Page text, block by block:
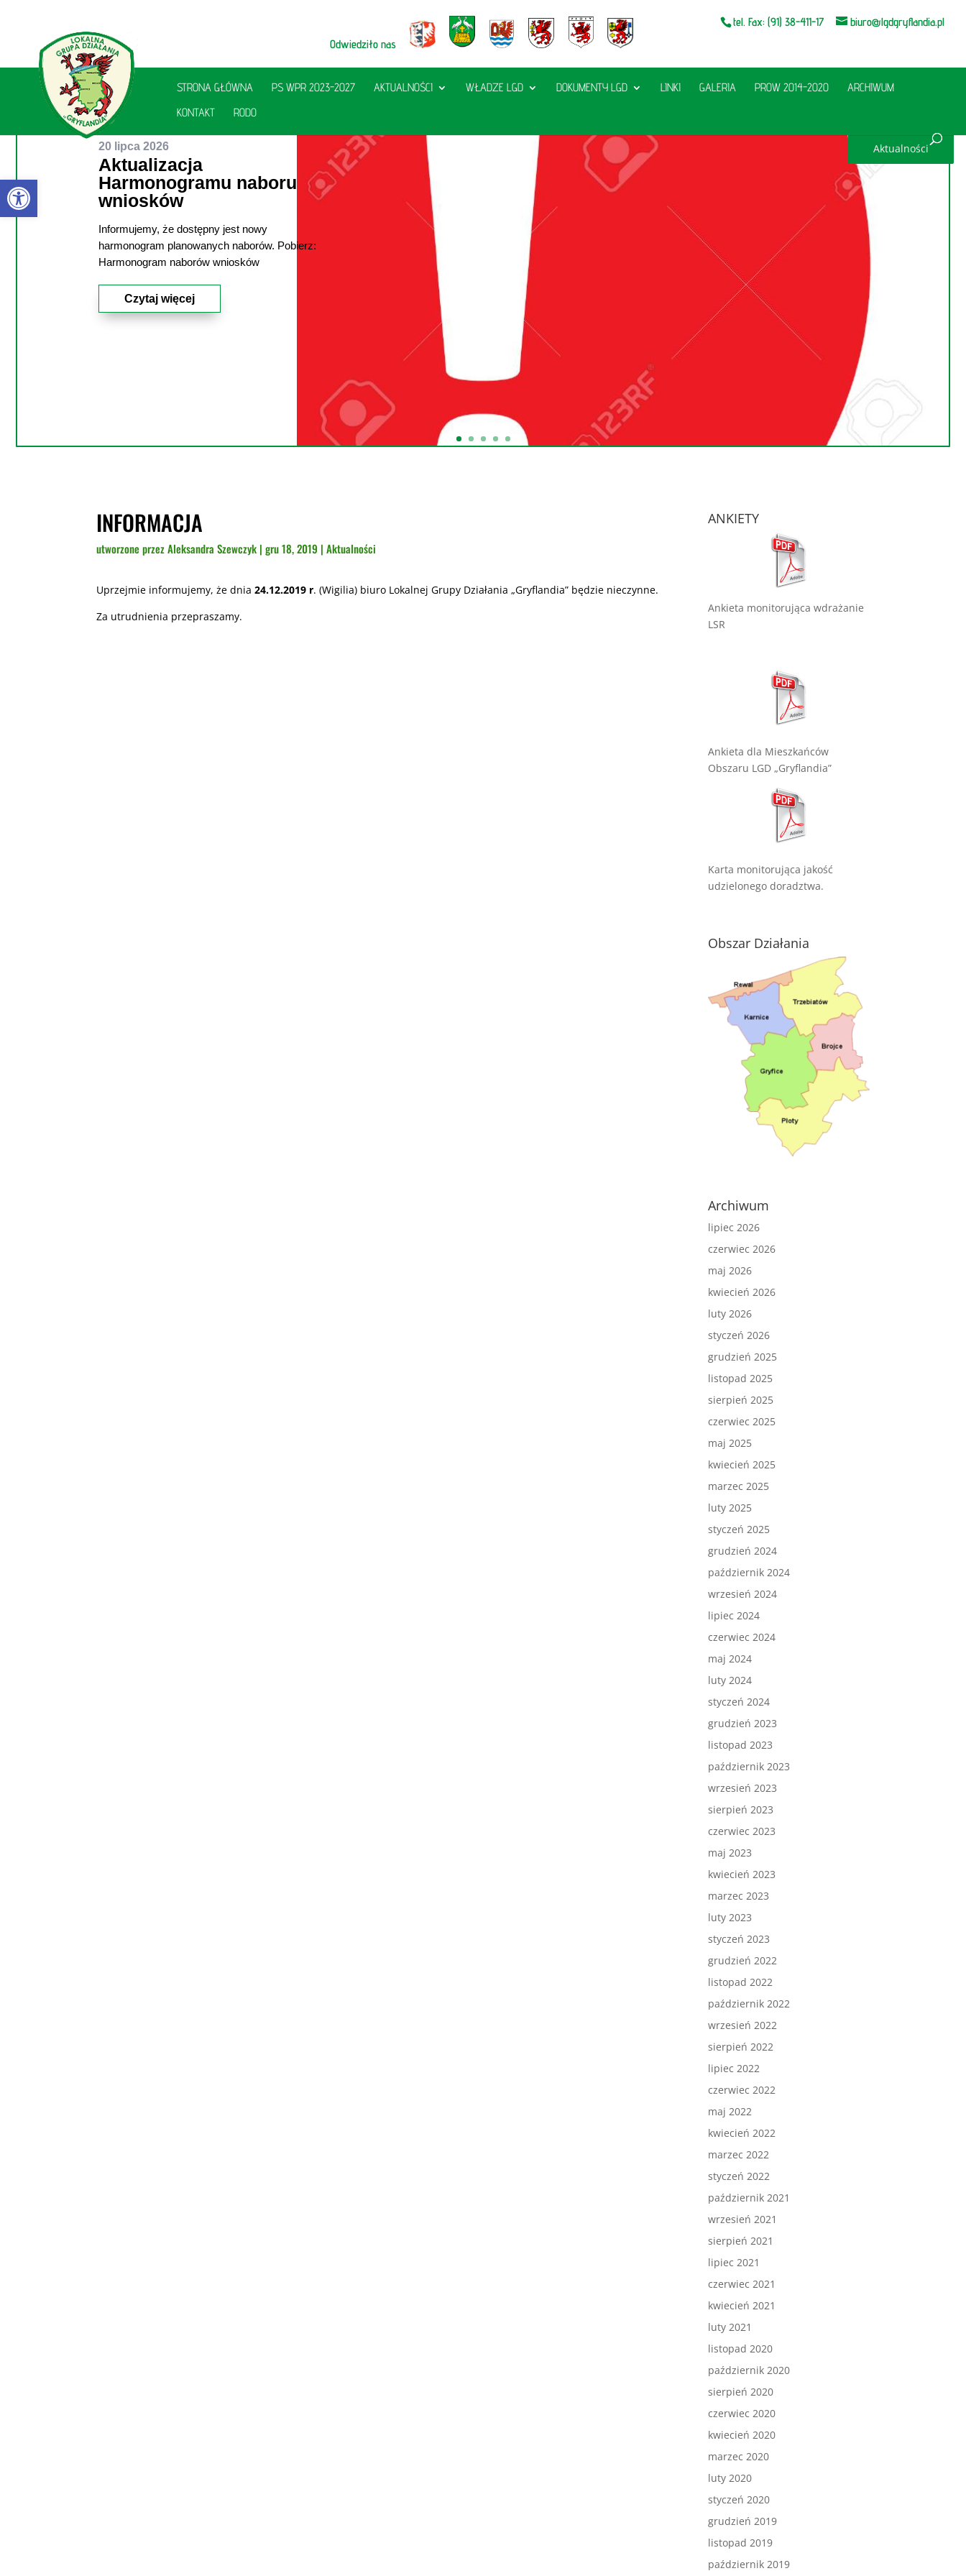
Otwórz pasek narzędzi
tel. Fax: (91) 38-411-17
biuro@lgdgryflandia.pl
Odwiedziło nas
STRONA GŁÓWNA PS WPR 2023-2027 AKTUALNOŚCI WŁADZE LGD DOKUMENTY LGD LINKI GALERIA PROW 2014-2020
ARCHIWUM
KONTAKT
RODO
Aktualizacja
Harmonogramu naboru
wniosków
utworzone przez Aleksandra Szewczyk
20 lipca 2026
Aktualności| 0 Comments
Informujemy, że dostępny jest nowy
harmonogram planowanych naborów. Pobierz:
Harmonogram naborów wniosków
Czytaj więcej
INFORMACJA
utworzone przezAleksandra Szewczyk |gru 18, 2019 |Aktualności
Uprzejmie informujemy, że dnia24.12.2019 r. (Wigilia) biuro Lokalnej Grupy Działania „Gryflandia” będzie nieczynne.
Za utrudnienia przepraszamy.
ANKIETY
Ankieta monitorująca wdrażanie
LSR
Ankieta dla Mieszkańców
Obszaru LGD „Gryflandia”
Karta monitorująca jakość
udzielonego doradztwa.
Obszar Działania
Archiwum
lipiec 2026
czerwiec 2026
maj 2026
kwiecień 2026
luty 2026
styczeń 2026
grudzień 2025
listopad 2025
sierpień 2025
czerwiec 2025
maj 2025
kwiecień 2025
marzec 2025
luty 2025
styczeń 2025
grudzień 2024
październik 2024
wrzesień 2024
lipiec 2024
czerwiec 2024
maj 2024
luty 2024
styczeń 2024
grudzień 2023
listopad 2023
październik 2023
wrzesień 2023
sierpień 2023
czerwiec 2023
maj 2023
kwiecień 2023
marzec 2023
luty 2023
styczeń 2023
grudzień 2022
listopad 2022
październik 2022
wrzesień 2022
sierpień 2022
lipiec 2022
czerwiec 2022
maj 2022
kwiecień 2022
marzec 2022
styczeń 2022
październik 2021
wrzesień 2021
sierpień 2021
lipiec 2021
czerwiec 2021
kwiecień 2021
luty 2021
listopad 2020
październik 2020
sierpień 2020
czerwiec 2020
kwiecień 2020
marzec 2020
luty 2020
styczeń 2020
grudzień 2019
listopad 2019
październik 2019